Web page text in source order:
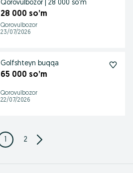
Qorovulbozor | 28 000 so'm
28 000 so’m
Qorovulbozor
23/07/2026
Golfshteyn buqqa
65 000 so’m
Qorovulbozor
22/07/2026
1 2